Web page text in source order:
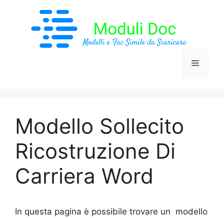
contenuto
Menu
Modello Sollecito
Ricostruzione Di
Carriera Word
In questa pagina è possibile trovare un modello